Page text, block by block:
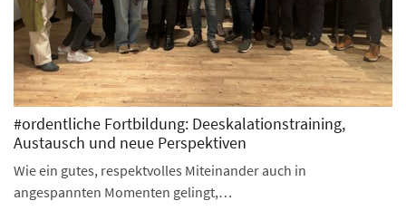
#ordentliche Fortbildung: Deeskalationstraining,
Austausch und neue Perspektiven
Wie ein gutes, respektvolles Miteinander auch in
angespannten Momenten gelingt,…